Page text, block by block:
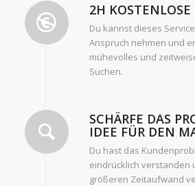
2H
Du kannst dieses
Anspruch nehmen und
mühevolles und
Suchen.
SCHÄRFE DAS
IDEE FÜR DEN
Du hast das
eindrücklich verstanden
größeren Zeitaufwand